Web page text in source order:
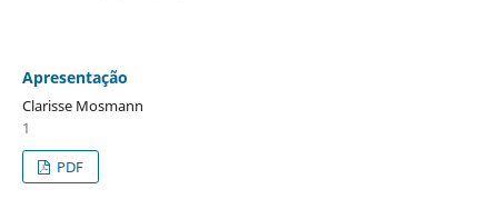
Apresentação
Clarisse Mosmann
1
PDF